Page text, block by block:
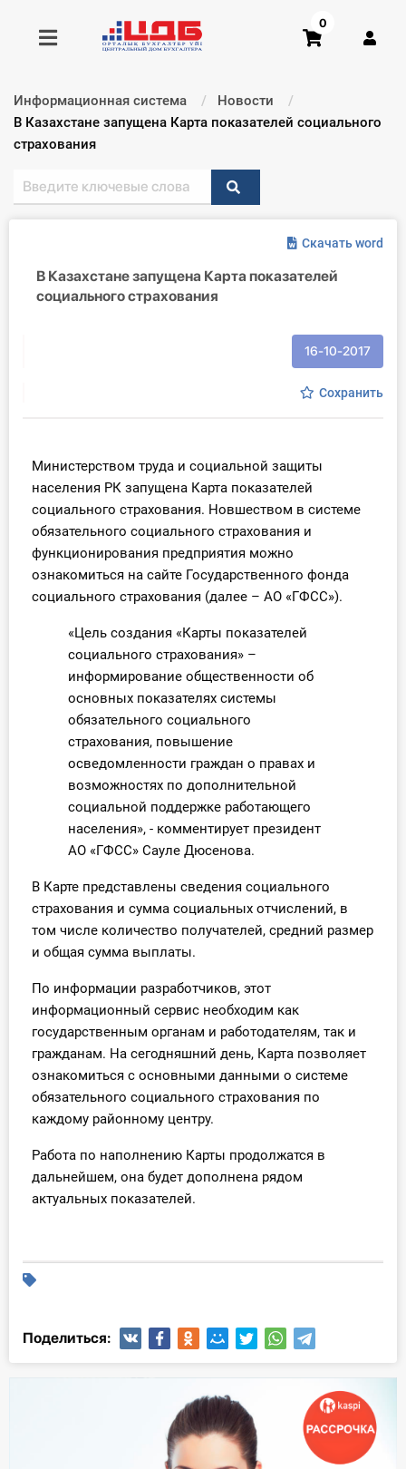
Получить консультацию
Главная ИС
Консультации
Вебинары
Кадры. Труд. Зарплата.
Учет по отраслям
Интернет-магазин
О Системе
Тарифы
Тестирование для
0
Информационная система
Новости
Текущий:
В Казахстане запущена Карта показателей социального
страхования
Скачать word
В Казахстане запущена Карта показателей
социального страхования
16-10-2017
Сохранить
Министерством труда и социальной защиты
населения РК запущена Карта показателей
социального страхования. Новшеством в системе
обязательного социального страхования и
функционирования предприятия можно
ознакомиться на сайте Государственного фонда
социального страхования (далее – АО «ГФСС»).
«Цель создания «Карты показателей
социального страхования» –
информирование общественности об
основных показателях системы
обязательного социального
страхования, повышение
осведомленности граждан о правах и
возможностях по дополнительной
социальной поддержке работающего
населения», - комментирует президент
АО «ГФСС» Сауле Дюсенова.
В Карте представлены сведения социального
страхования и сумма социальных отчислений, в
том числе количество получателей, средний размер
и общая сумма выплаты.
По информации разработчиков, этот
информационный сервис необходим как
государственным органам и работодателям, так и
гражданам. На сегодняшний день, Карта позволяет
ознакомиться с основными данными о системе
обязательного социального страхования по
каждому районному центру.
Работа по наполнению Карты продолжатся в
дальнейшем, она будет дополнена рядом
актуальных показателей.
Поделиться: